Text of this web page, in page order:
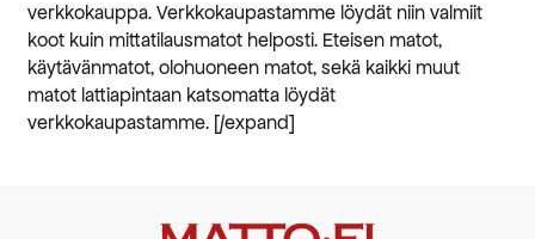
verkkokauppa. Verkkokaupastamme löydät niin valmiit
koot kuin mittatilausmatot helposti. Eteisen matot,
käytävänmatot, olohuoneen matot, sekä kaikki muut
matot lattiapintaan katsomatta löydät
verkkokaupastamme. [/expand]